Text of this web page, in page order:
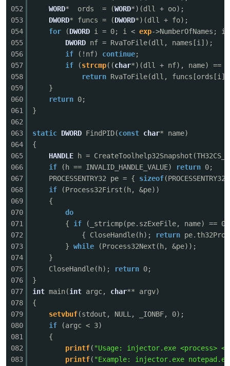
052
053
054
055
056
057
058
059
060
061
062
063
064
065
066
067
068
069
070
071
072
073
074
075
076
077
078
079
080
081
082
083
WORD* ords = (WORD*)(dll + oo);
DWORD* funcs = (DWORD*)(dll + fo);
for
(DWORD i = 0; i < exp->NumberOfNames;
DWORD nf = RvaToFile(dll, names[i]);
if
(!nf) continue;
if
(strcmp((char*)(dll + nf), name) ==
return RvaToFile(dll,
}
return 0;
}
static DWORD FindPID(const char* name)
{
HANDLE
h =
if
(h == INVALID_HANDLE_VALUE) return 0;
PROCESSENTRY32 pe = { sizeof
if
(Process32First(h, &pe))
{
do
{ if
(_stricmp(pe.szExeFile, name) == 0)
{ CloseHandle(h);
return
} while
(Process32Next(h, &pe));
}
CloseHandle(h);
return 0;
}
int main(int argc, char** argv)
{
setvbuf(stdout, NULL, _IONBF, 0);
if
(argc < 3)
{
printf( "Usage: injector.exe <process>
printf( "Example: injector.exe